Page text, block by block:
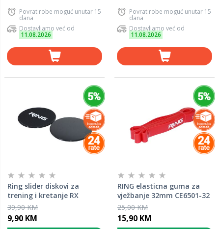
Povrat robe moguć unutar 15
dana
Dostavljamo već od
11.08.2026
Povrat robe moguć unutar 15
dana
Dostavljamo već od
11.08.2026
Ring slider diskovi za
trening i kretanje RX
SLIDERS
39,90 KM
9,90 KM
RING elasticna guma za
vježbanje 32mm CE6501-32
25,00 KM
15,90 KM